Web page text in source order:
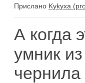
Прислано Kykyxa
А когда
умник